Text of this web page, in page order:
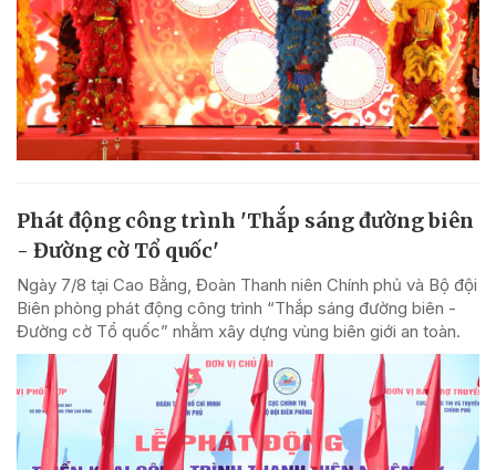
Phát động công trình 'Thắp sáng đường biên
- Đường cờ Tổ quốc'
Ngày 7/8 tại Cao Bằng, Đoàn Thanh niên Chính phủ và Bộ đội
Biên phòng phát động công trình “Thắp sáng đường biên -
Đường cờ Tổ quốc” nhằm xây dựng vùng biên giới an toàn.